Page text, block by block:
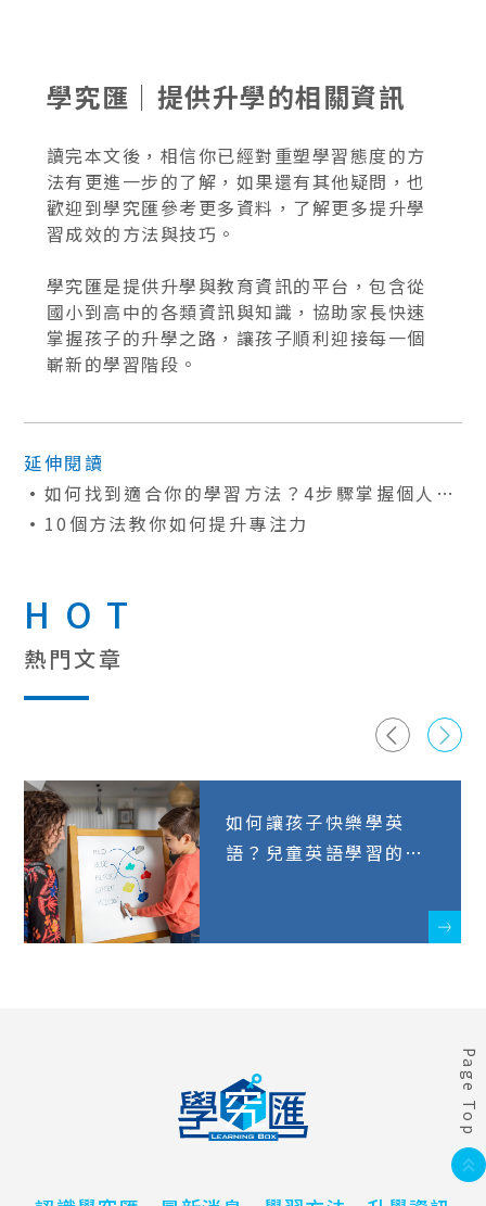
學究匯｜提供升學的相關資訊
讀完本文後，相信你已經對重塑學習態度的方
法有更進一步的了解，如果還有其他疑問，也
歡迎到學究匯參考更多資料，了解更多提升學
習成效的方法與技巧。
學究匯是提供升學與教育資訊的平台，包含從
國小到高中的各類資訊與知識，協助家長快速
掌握孩子的升學之路，讓孩子順利迎接每一個
嶄新的學習階段。
延伸閱讀
如何找到適合你的學習方法？4步驟掌握個人化
學習的關鍵
10個方法教你如何提升專注力
如何讓孩子快樂學英
語？兒童英語學習的5
HOT
熱門文章
Page Top